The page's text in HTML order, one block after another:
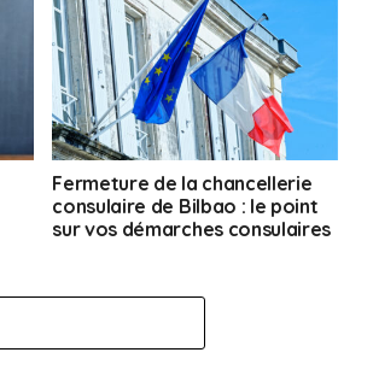
Fermeture de la chancellerie
consulaire de Bilbao : le point
sur vos démarches consulaires